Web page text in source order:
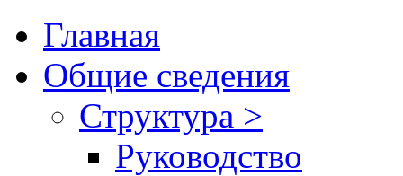
Главная
Общие сведения
Структура >
Руководство